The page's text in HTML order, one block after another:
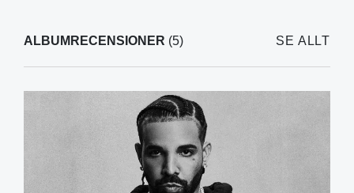
ALBUMRECENSIONER (5) SE ALLT